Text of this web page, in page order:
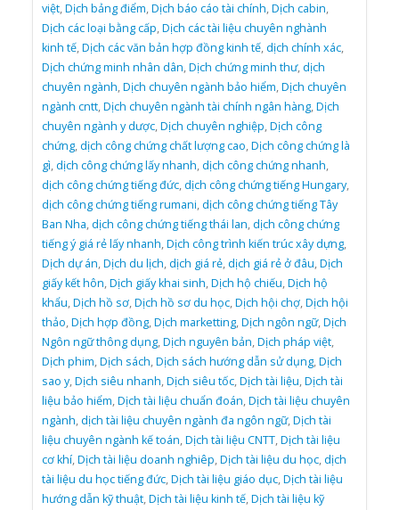
việt,Dịch bảng điểm,Dịch báo cáo tài chính,Dịch cabin,
Dịch các loại bằng cấp,Dịch các tài liệu chuyên nghành
kinh tế,Dịch các văn bản hợp đồng kinh tế,dịch chính xác,
Dịch chứng minh nhân dân,Dịch chứng minh thư,dịch
chuyên ngành,Dịch chuyên ngành bảo hiểm,Dịch chuyên
ngành cntt,Dịch chuyên ngành tài chính ngân hàng,Dịch
chuyên ngành y dược,Dịch chuyên nghiệp,Dịch công
chứng,dịch công chứng chất lượng cao,Dịch công chứng là
gì,dịch công chứng lấy nhanh,dịch công chứng nhanh,
dịch công chứng tiếng đức,dịch công chứng tiếng Hungary,
dịch công chứng tiếng rumani,dịch công chứng tiếng Tây
Ban Nha,dịch công chứng tiếng thái lan,dịch công chứng
tiếng ý giá rẻ lấy nhanh,Dịch công trình kiến trúc xây dựng,
Dịch dự án,Dịch du lịch,dịch giá rẻ,dịch giá rẻ ở đâu,Dịch
giấy kết hôn,Dịch giấy khai sinh,Dịch hộ chiếu,Dịch hộ
khẩu,Dịch hồ sơ,Dịch hồ sơ du học,Dịch hội chợ,Dịch hội
thảo,Dịch hợp đồng,Dịch marketting,Dịch ngôn ngữ,Dịch
Ngôn ngữ thông dụng,Dịch nguyên bản,Dịch pháp việt,
Dịch phim,Dịch sách,Dịch sách hướng dẫn sử dụng,Dịch
sao y,Dịch siêu nhanh,Dịch siêu tốc,Dịch tài liệu,Dịch tài
liệu bảo hiểm,Dịch tài liệu chuẩn đoán,Dịch tài liệu chuyên
ngành,dịch tài liệu chuyên ngành đa ngôn ngữ,Dịch tài
liệu chuyên ngành kế toán,Dịch tài liệu CNTT,Dịch tài liệu
cơ khí,Dịch tài liệu doanh nghiêp,Dịch tài liệu du học,dịch
tài liệu du học tiếng đức,Dịch tài liệu giáo dục,Dịch tài liệu
hướng dẫn kỹ thuật,Dịch tài liệu kinh tế,Dịch tài liệu kỹ